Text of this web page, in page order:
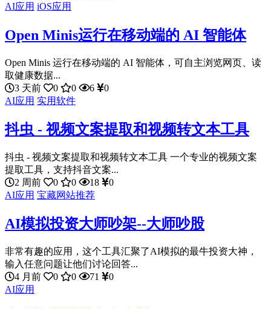
AI应用 iOS应用
Open Minis运行在移动端的 AI 智能体
Open Minis 运行在移动端的 AI 智能体，可自主浏览网页、读
取健康数据...
3 天前
0 0 6
0
AI应用 实用软件
抖虫 - 视频文案提取和视频转文本工具
抖虫 - 视频文案提取和视频转文本工具 一个专业的视频文案
提取工具，支持抖音文案...
2 周前
0 0 18
0
AI应用 宝藏网站推荐
AI模拟投资大师吵架--大师吵股
非常有趣的应用，这个工具汇聚了AI模拟的最牛投资大神，
输入任意问题让他们讨论回答...
4 月前
0 0 71
0
AI应用